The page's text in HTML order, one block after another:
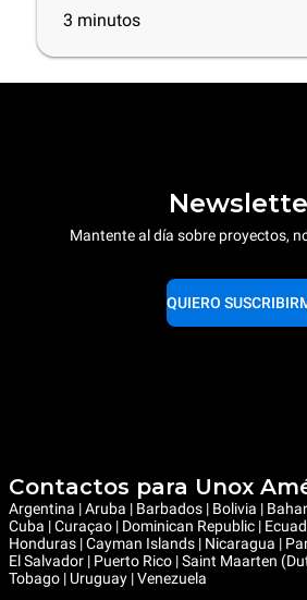
3 minutos
Mantente al día sobre proyectos,
QUIERO
Contactos para Unox
Argentina | Aruba | Barbados | Bolivia |
Cuba | Curaçao | Dominican Republic |
Honduras | Cayman Islands | Nicaragua |
El Salvador | Puerto Rico | Saint Maarten
Tobago | Uruguay | Venezuela